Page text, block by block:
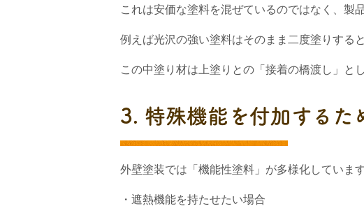
これは安価な塗料を混ぜているのではなく、製
例えば光沢の強い塗料はそのまま二度塗りする
この中塗り材は上塗りとの「接着の橋渡し」と
3. 特殊機能を付加するた
外壁塗装では「機能性塗料」が多様化していま
・遮熱機能を持たせたい場合